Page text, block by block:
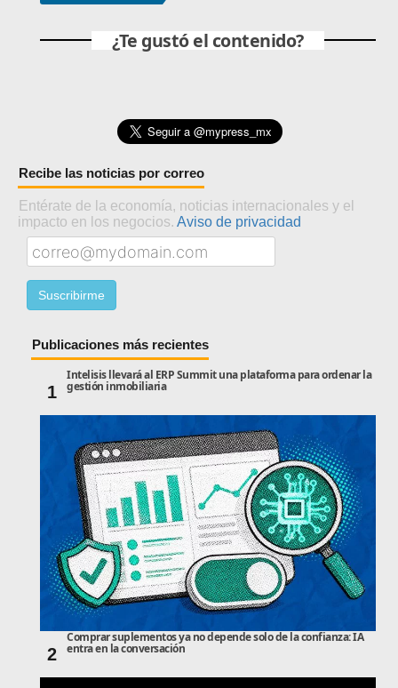
¿Te gustó el contenido?
Recibe las noticias por correo
Entérate de la economía, noticias internacionales y el
impacto en los negocios. Aviso de privacidad
Publicaciones más recientes
1
Intelisis llevará al ERP Summit una plataforma para ordenar la
gestión inmobiliaria
2
Comprar suplementos ya no depende solo de la confianza: IA
entra en la conversación